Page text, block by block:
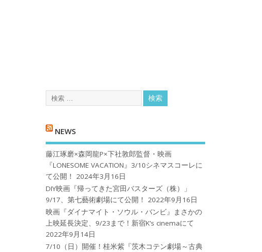
NEWS
藤江琢磨×森岡龍P×下社敦郎監督・映画
『LONESOME VACATION』3/10シネマスコーレに
て公開！
2024年3月16日
DIY映画『帰ってきた宮田バスターズ（株）」
9/17、第七藝術劇場にて公開！
2022年9月16日
映画『ダイナマイト・ソウル・バンビ』まさかの
上映延長決定、9/23まで！新宿K’s cinemaにて
2022年9月14日
7/10（日）開催！桂米紫『茨木コテン劇場～古典